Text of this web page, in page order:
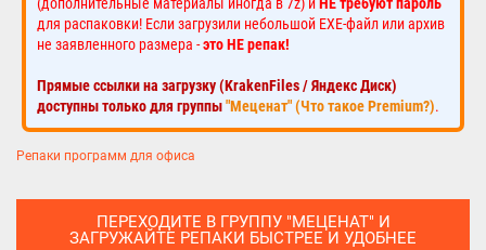
для распаковки! Если загрузили небольшой EXE-файл или архив
не заявленного размера -это НЕ репак!
Прямые ссылки на загрузку (KrakenFiles / Яндекс Диск)
доступны только для группы"Меценат" (Что такое Premium?).
Репаки программ для офиса
ПЕРЕХОДИТЕ В ГРУППУ "МЕЦЕНАТ" И
ЗАГРУЖАЙТЕ РЕПАКИ БЫСТРЕЕ И УДОБНЕЕ